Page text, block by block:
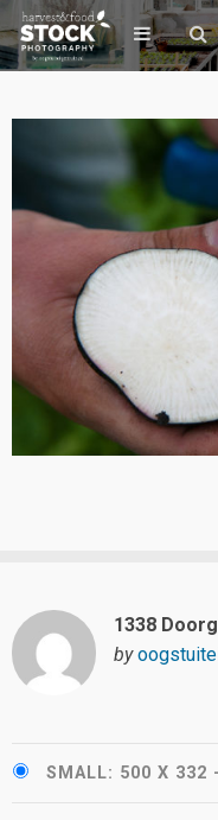
1338
by
SMALL: 500 X 332